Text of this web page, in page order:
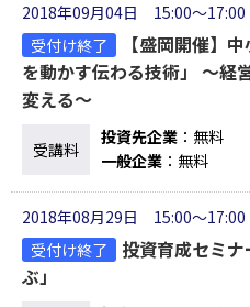
2018年09月04日 15:00～17:00
受付け終了
【盛岡開催】
を動かす伝わる技術」 ～経
変える～
受講料
投資先企業 ：無料
一般企業 ：無料
2018年08月29日 15:00～17:00
受付け終了
投資育成セミ
ぶ」